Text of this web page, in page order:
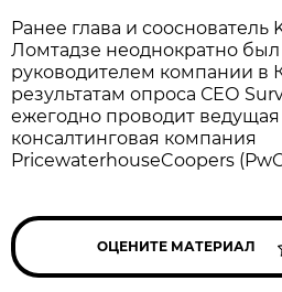
Ранее глава и сооснователь
Ломтадзе неоднократно
руководителем компании в
результатам опроса СЕО
ежегодно проводит
консалтинговая компания
PricewaterhouseCoopers
ОЦЕНИТЕ МАТЕРИАЛ